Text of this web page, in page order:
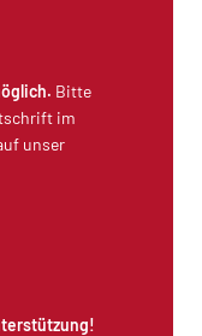
Bitte
im
unser